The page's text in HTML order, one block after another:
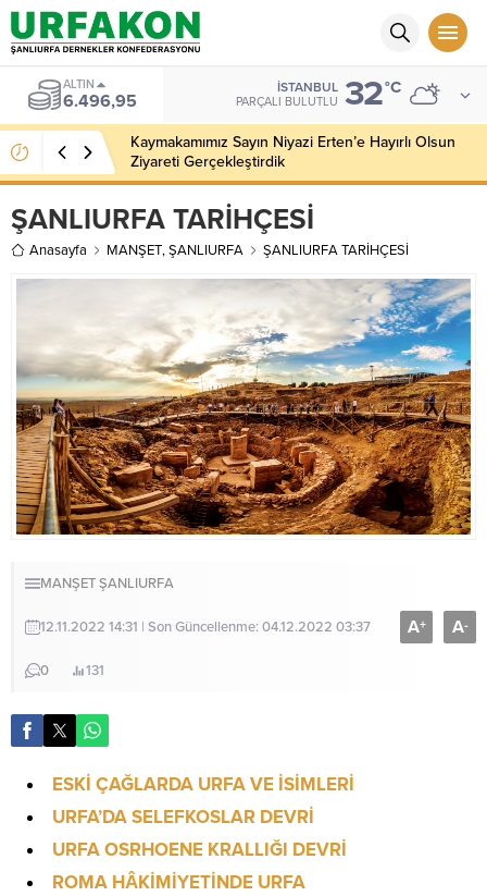
BIST
13.703,13
İSTANBUL
PARÇALI BULUTLU 32°C
Kaymakamımız Sayın Niyazi Erten’e Hayırlı Olsun
Ziyareti Gerçekleştirdik
ŞANLIURFA TARİHÇESİ
Anasayfa MANŞET,ŞANLIURFA ŞANLIURFA TARİHÇESİ
MANŞETŞANLIURFA
12.11.2022 14:31 | Son Güncellenme: 04.12.2022 03:37
0 131
A+ A-
ESKİ ÇAĞLARDA URFA VE İSİMLERİ
URFA’DA SELEFKOSLAR DEVRİ
URFA OSRHOENE KRALLIĞI DEVRİ
ROMA HÂKİMİYETİNDE URFA